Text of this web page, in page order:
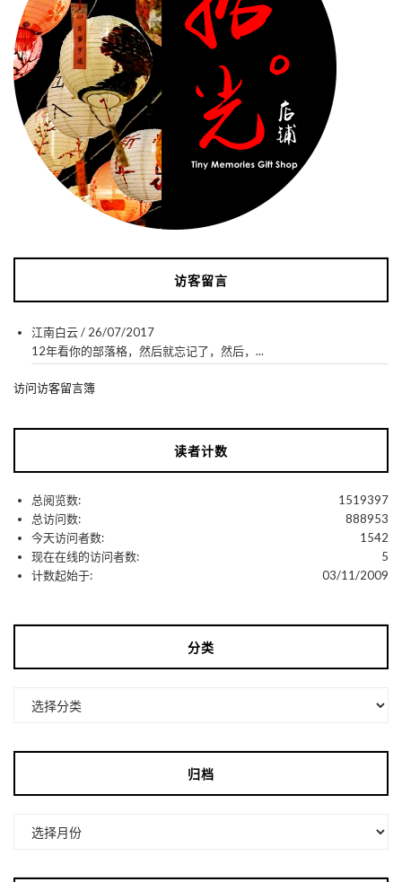
访客留言
江南白云/ 26/07/2017
12年看你的部落格，然后就忘记了，然后，...
访问访客留言簿
读者计数
1519397
总阅览数:
888953
总访问数:
1542
今天访问者数:
5
现在在线的访问者数:
03/11/2009
计数起始于:
分类
归档